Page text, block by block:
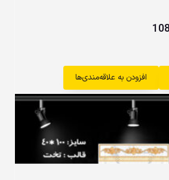
افزودن به علاقه‌مندی‌ها